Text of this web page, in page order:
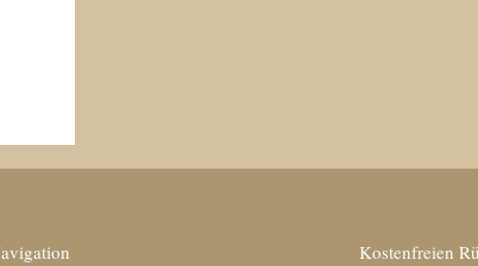
Kostenfreien